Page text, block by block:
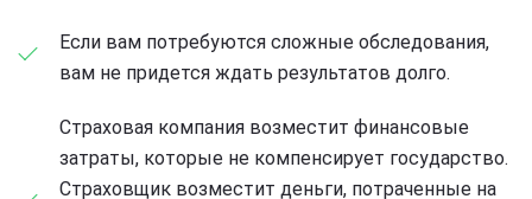
Если вам потребуются сложные обследования,
вам не придется ждать результатов долго.
Страховая компания возместит финансовые
затраты, которые не компенсирует государство.
Страховщик возместит деньги, потраченные на